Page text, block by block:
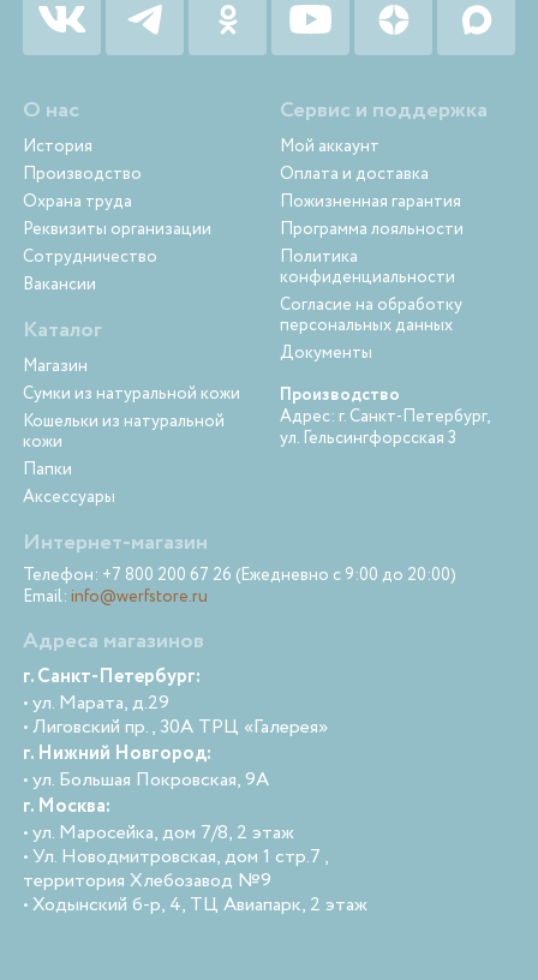
О нас
История
Производство
Охрана труда
Реквизиты организации
Сотрудничество
Вакансии
Каталог
Магазин
Сумки из натуральной кожи
Кошельки из натуральной
кожи
Папки
Аксессуары
Сервис и поддержка
Мой аккаунт
Оплата и доставка
Пожизненная гарантия
Программа лояльности
Политика
конфиденциальности
Согласие на обработку
персональных данных
Документы
Производство
Адрес: г. Санкт-Петербург,
ул. Гельсингфорсская 3
Интернет-магазин
Телефон: +7 800 200 67 26 (Ежедневно с 9:00 до 20:00)
Email: info@werfstore.ru
Адреса магазинов
г. Санкт-Петербург:
• ул. Марата, д.29
• Лиговский пр., 30А ТРЦ «Галерея»
г. Нижний Новгород:
• ул. Большая Покровская, 9А
г. Москва:
• ул. Маросейка, дом 7/8, 2 этаж
• Ул. Новодмитровская, дом 1 стр.7 ,
территория Хлебозавод №9
• Ходынский б-р, 4, ТЦ Авиапарк, 2 этаж